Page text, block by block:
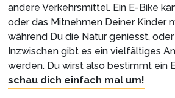
andere Verkehrsmittel. Ein E-Bike
oder das Mitnehmen Deiner Kinder
während Du die Natur geniesst,
Inzwischen gibt es ein vielfältiges
werden. Du wirst also bestimmt ein
schau dich einfach mal um!